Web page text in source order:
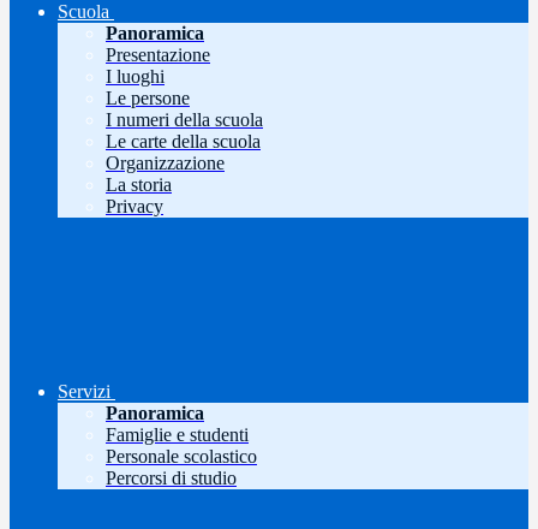
Scuola
Panoramica
Presentazione
I luoghi
Le persone
I numeri della scuola
Le carte della scuola
Organizzazione
La storia
Privacy
Servizi
Panoramica
Famiglie e studenti
Personale scolastico
Percorsi di studio